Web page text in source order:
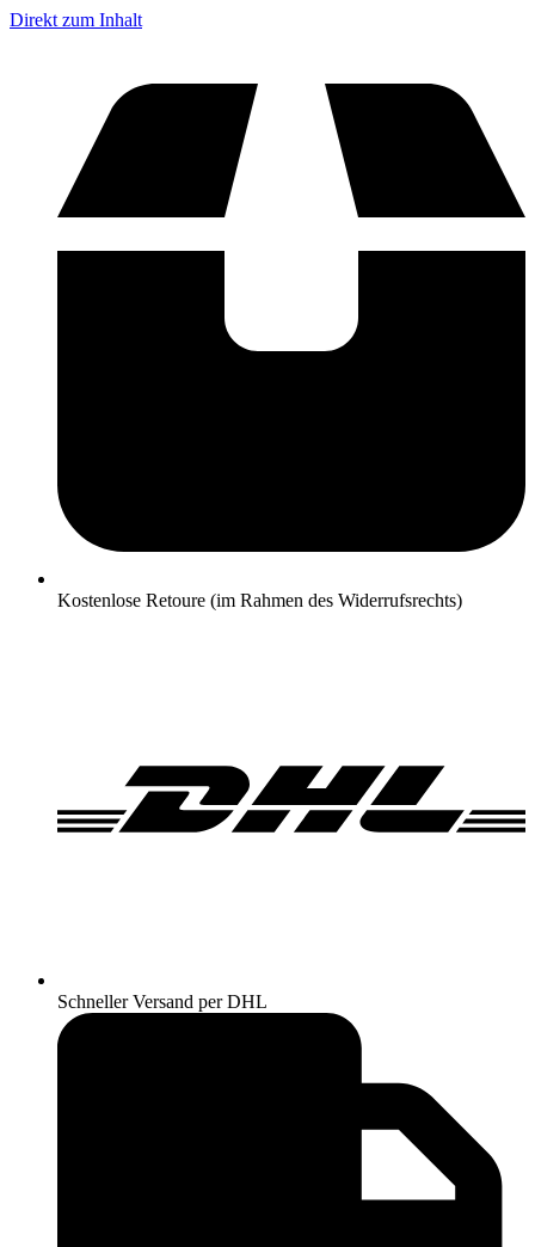
Direkt zum Inhalt
Kostenlose Retoure (im Rahmen des Widerrufsrechts)
Schneller Versand per DHL